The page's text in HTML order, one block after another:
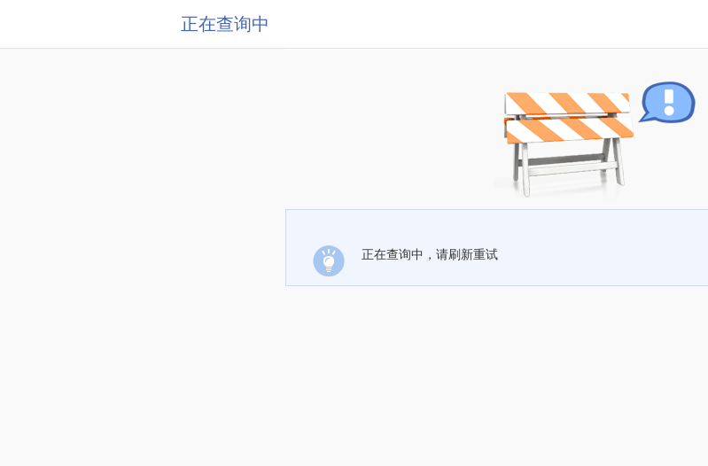
正在查询中
正在查询中，请刷新重试